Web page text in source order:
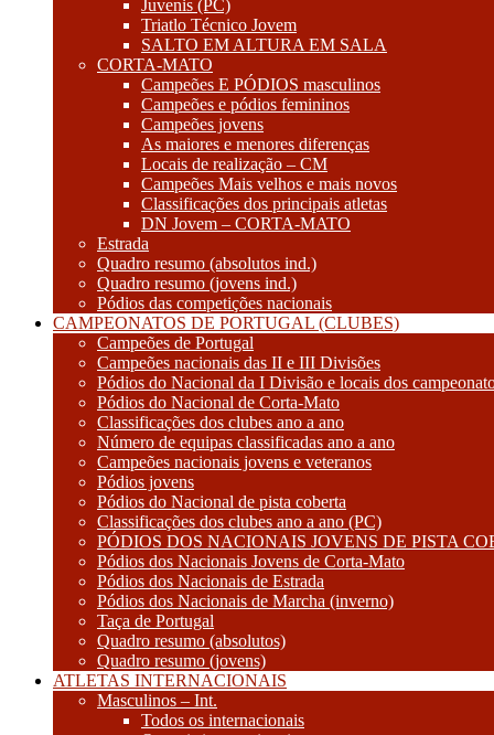
Juvenis (PC)
Triatlo Técnico Jovem
SALTO EM ALTURA EM SALA
CORTA-MATO
Campeões E PÓDIOS masculinos
Campeões e pódios femininos
Campeões jovens
As maiores e menores diferenças
Locais de realização – CM
Campeões Mais velhos e mais novos
Classificações dos principais atletas
DN Jovem – CORTA-MATO
Estrada
Quadro resumo (absolutos ind.)
Quadro resumo (jovens ind.)
Pódios das competições nacionais
CAMPEONATOS DE PORTUGAL (CLUBES)
Campeões de Portugal
Campeões nacionais das II e III Divisões
Pódios do Nacional da I Divisão e locais dos
Pódios do Nacional de Corta-Mato
Classificações dos clubes ano a ano
Número de equipas classificadas ano a ano
Campeões nacionais jovens e veteranos
Pódios jovens
Pódios do Nacional de pista coberta
Classificações dos clubes ano a ano (PC)
PÓDIOS DOS NACIONAIS JOVENS DE PISTA
Pódios dos Nacionais Jovens de Corta-Mato
Pódios dos Nacionais de Estrada
Pódios dos Nacionais de Marcha (inverno)
Taça de Portugal
Quadro resumo (absolutos)
Quadro resumo (jovens)
ATLETAS INTERNACIONAIS
Masculinos – Int.
Todos os internacionais